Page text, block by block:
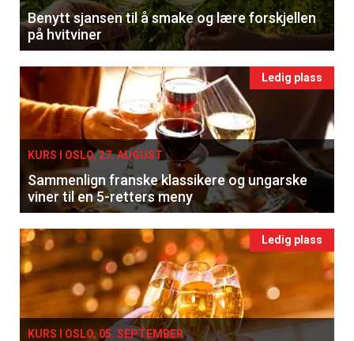
Benytt sjansen til å smake og lære forskjellen
på hvitviner
Ledig plass
KURS I OSLO, 27. AUGUST
Sammenlign franske klassikere og ungarske
viner til en 5-retters meny
Ledig plass
KURS I OSLO, 05. SEPTEMBER